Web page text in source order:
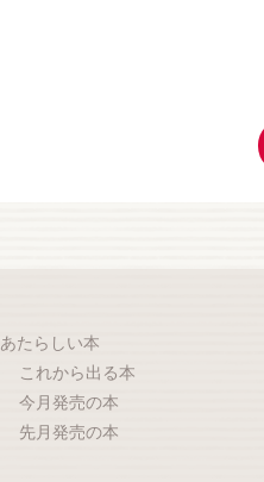
あたらしい本
これから出る本
今月発売の本
先月発売の本